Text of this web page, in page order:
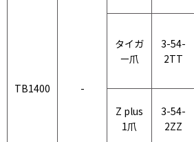
TB1400 -
タイガ
ー爪
3-54-
2TT
Z plus
1爪
3-54-
2ZZ